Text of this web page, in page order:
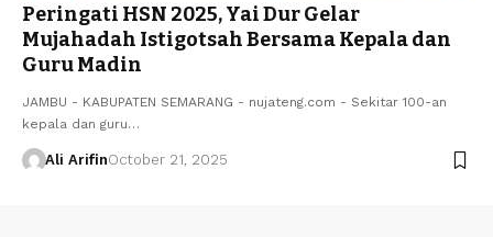
Peringati HSN 2025, Yai Dur Gelar
Mujahadah Istigotsah Bersama Kepala dan
Guru Madin
JAMBU - KABUPATEN SEMARANG - nujateng.com - Sekitar 100-an
kepala dan guru…
Ali ArifinOctober 21, 2025